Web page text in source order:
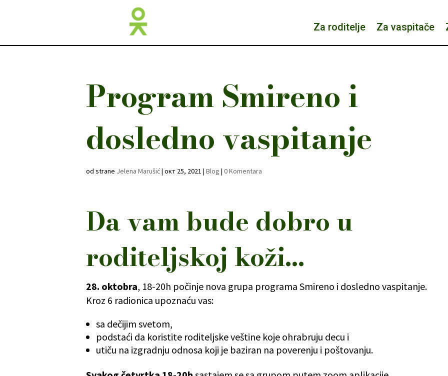
Za roditelje Za vaspitače
Program Smireno i
dosledno vaspitanje
od strane Jelena Marušić| окт 25, 2021 | Blog | 0 Komentara
Da vam bude dobro u
roditeljskoj koži…
28. oktobra, 18-20h počinje nova grupa programa Smireno i dosledno vaspitanje.
Kroz 6 radionica upoznaću vas:
sa dečijim svetom,
podstaći da koristite roditeljske veštine koje ohrabruju decu i
utiču na izgradnju odnosa koji je baziran na poverenju i poštovanju.